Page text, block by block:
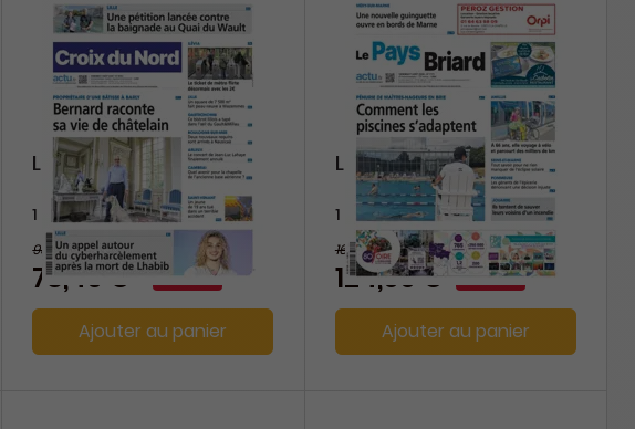
La Croix du Nord
1 an
93,60 €
78,40 € -16%
Ajouter au panier
Le Pays Briard
1 an
160 €
124,00 € -23%
Ajouter au panier